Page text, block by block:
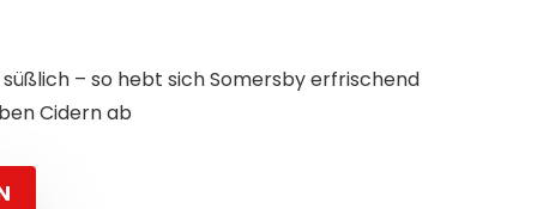
– so hebt sich Somersby erfrischend
Cidern ab